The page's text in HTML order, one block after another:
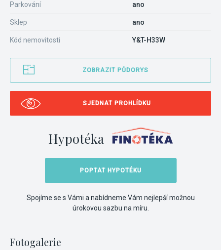
Parkování ano
Sklep ano
Kód nemovitosti Y&T-H33W
ZOBRAZIT PŮDORYS
SJEDNAT PROHLÍDKU
Hypotéka
POPTAT HYPOTÉKU
Spojíme se s Vámi a nabídneme Vám nejlepší možnou
úrokovou sazbu na míru.
Fotogalerie